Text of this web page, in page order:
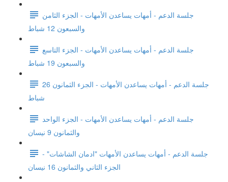
جلسة الدعم - أمهات يساعدن الأمهات - الجزء الثامن
والسبعون 12 شباط
جلسة الدعم - أمهات يساعدن الأمهات - الجزء التاسع
والسبعون 19 شباط
جلسة الدعم - أمهات يساعدن الأمهات - الجزء الثمانون 26
شباط
جلسة الدعم - أمهات يساعدن الأمهات - الجزء الواحد
والثمانون 9 نيسان
جلسة الدعم - أمهات يساعدن الأمهات "ادمان الشاشات" -
الجزء الثاني والثمانون 16 نيسان